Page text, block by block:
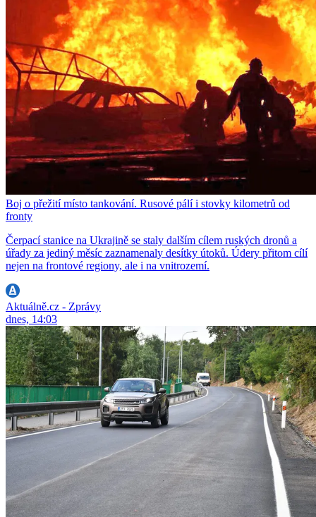
Boj o přežití místo tankování. Rusové pálí i stovky kilometrů od
fronty
Čerpací stanice na Ukrajině se staly dalším cílem ruských dronů a
úřady za jediný měsíc zaznamenaly desítky útoků. Údery přitom cílí
nejen na frontové regiony, ale i na vnitrozemí.
Aktuálně.cz - Zprávy
dnes, 14:03